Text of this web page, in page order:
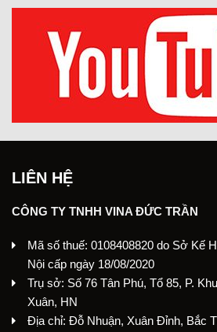
LIÊN HỆ
CÔNG TY TNHH VINA ĐỨC TRẦN
Mã số thuế: 0108408820 do Sở Kế
Nội cấp ngày 18/08/2020
Trụ sở: Số 76 Tân Phú, Tổ 85, P.
Xuân, HN
Địa chỉ: Đỗ Nhuận, Xuân Đỉnh, Bắc